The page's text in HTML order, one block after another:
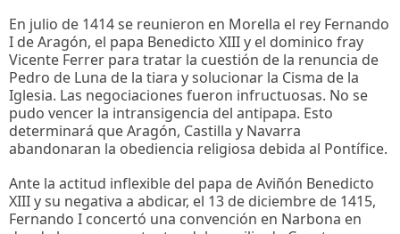
En julio de 1414 se reunieron en Morella el rey Fernando
I de Aragón, el papa Benedicto XIII y el dominico fray
Vicente Ferrer para tratar la cuestión de la renuncia de
Pedro de Luna de la tiara y solucionar la Cisma de la
Iglesia. Las negociaciones fueron infructuosas. No se
pudo vencer la intransigencia del antipapa. Esto
determinará que Aragón, Castilla y Navarra
abandonaran la obediencia religiosa debida al Pontífice.
Ante la actitud inflexible del papa de Aviñón Benedicto
XIII y su negativa a abdicar, el 13 de diciembre de 1415,
Fernando I concertó una convención en Narbona en